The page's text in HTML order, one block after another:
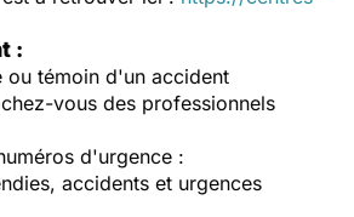
:
ou témoin d'un accident
vous des professionnels
d'urgence :
accidents et urgences